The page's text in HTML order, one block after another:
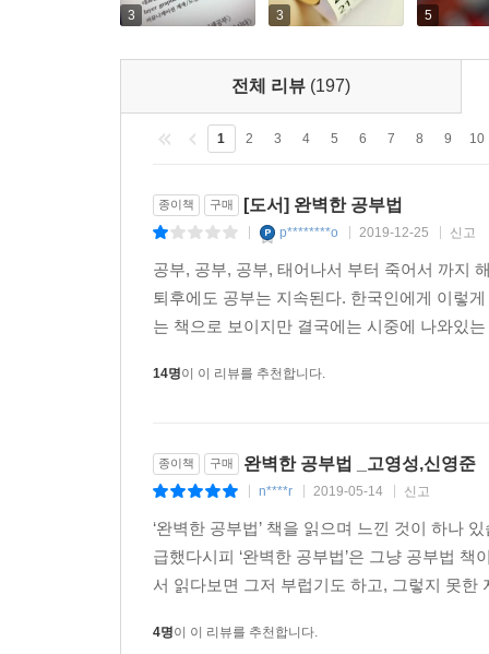
3 3 5
전체 리뷰 (197)
1 2 3 4 5 6 7 8 9 10
종이책 구매 [도서] 완벽한 공부법
p********o 2019-12-25 신고
공부, 공부, 공부, 태어나서 부터 죽어서 까지
퇴후에도 공부는 지속된다. 한국인에게 이렇
는 책으로 보이지만 결국에는 시중에 나와있
14명이 이 리뷰를 추천합니다.
종이책 구매 완벽한 공부법 _고영성,신영준
n****r 2019-05-14 신고
‘완벽한 공부법’ 책을 읽으며 느낀 것이 하나
급했다시피 ‘완벽한 공부법’은 그냥 공부법
서 읽다보면 그저 부럽기도 하고, 그렇지 못
4명이 이 리뷰를 추천합니다.